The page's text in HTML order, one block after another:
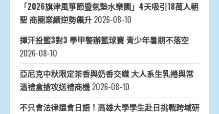
「2026旗津風箏節暨氣墊水樂園」4天吸引18萬人朝
聖 商圈業績逆勢飆升 2026-08-10
揮汗投籃3對3 學甲警辦籃球賽 青少年暑期不落空
2026-08-10
亞尼克中秋限定茶香與奶香交織 大人系生乳捲與常
溫禮盒搶攻送禮商機 2026-08-10
不只會法律還會日語！高雄大學學生赴日挑戰跨域研